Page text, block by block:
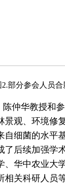
2.部分参会人员合
陈仲华教授和
景观、环境修
自细菌的水平
了后续加强学
、华中农业大
相关科研人员